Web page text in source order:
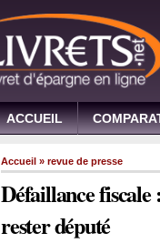
ACCUEIL
Accueil » revue de presse
Défaillance fiscale
rester député